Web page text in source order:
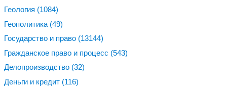
Геология (1084)
Геополитика (49)
Государство и право (13144)
Гражданское право и процесс (543)
Делопроизводство (32)
Деньги и кредит (116)